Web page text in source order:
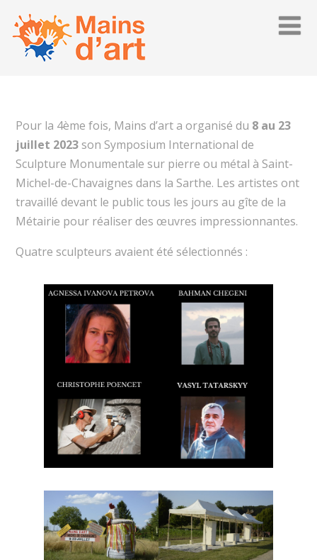
Pour la 4ème fois, Mains d’art a organisé du 8 au 23
juillet 2023son Symposium International de
Sculpture Monumentale sur pierre ou métal à Saint-
Michel-de-Chavaignes dans la Sarthe. Les artistes ont
travaillé devant le public tous les jours au gîte de la
Métairie pour réaliser des œuvres impressionnantes.
Quatre sculpteurs avaient été sélectionnés :